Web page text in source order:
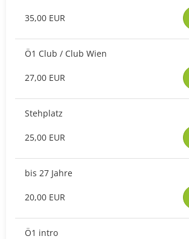
35,00 EUR
Ö1 Club / Club Wien
27,00 EUR
Stehplatz
25,00 EUR
bis 27 Jahre
20,00 EUR
Ö1 intro